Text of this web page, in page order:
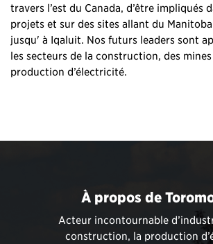
travers l’est du Canada, d’être impliqués
projets et sur des sites allant du
jusqu' à Iqaluit. Nos futurs leaders sont
les secteurs de la construction, des
production d’électricité.
À propos de
Acteur incontournable
construction, la production